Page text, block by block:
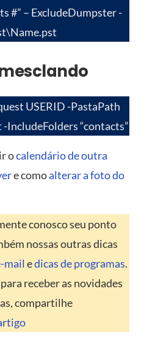
#” – ExcludeDumpster -
USERID -PastaPath
IncludeFolders “contacts”
ocalendário de outra
e comoalterar a foto do
conosco seu ponto
nossas outras dicas
mail edicas de programas.
receber as novidades
compartilhe